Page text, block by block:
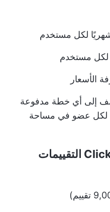
الأسعار
إلى أي خطة مدفوعة
شهريًا لكل عضو في مساحة
ClickUp التقييمات